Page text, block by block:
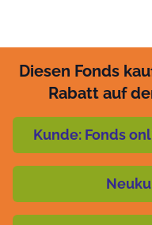
Diesen Fonds
Rabatt auf
Kunde: Fonds